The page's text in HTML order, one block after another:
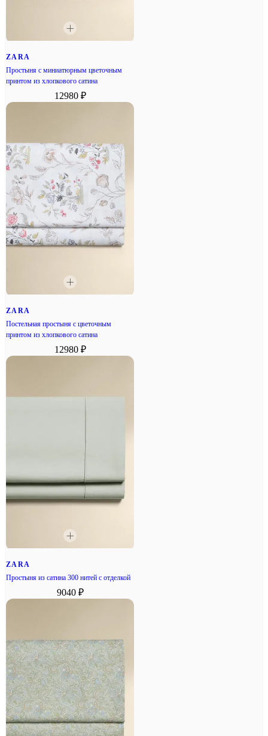
ZARA
Простыня с миниатюрным цветочным
принтом из хлопкового сатина
12980 ₽
ZARA
Постельная простыня с цветочным
принтом из хлопкового сатина
12980 ₽
ZARA
Простыня из сатина 300 нитей с отделкой
9040 ₽